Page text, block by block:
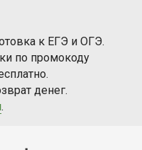
к ЕГЭ и ОГЭ.
по промокоду
денег.
.